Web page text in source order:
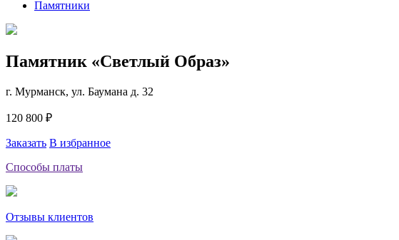
Памятники
Памятник «Светлый Образ»
г. Мурманск, ул. Баумана д. 32
120 800 ₽
Заказать В избранное
Способы платы
Отзывы клиентов